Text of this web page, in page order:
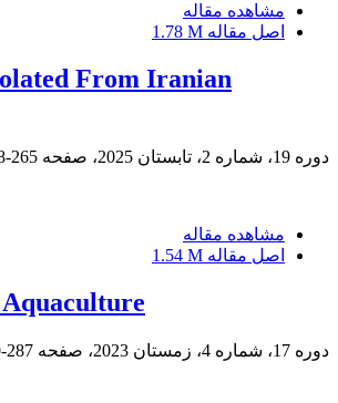
مشاهده مقاله
اصل مقاله 1.78 M
From Iranian
دوره 19، شماره 2، تابستان 2025، صفحه 265-278
مشاهده مقاله
اصل مقاله 1.54 M
دوره 17، شماره 4، زمستان 2023، صفحه 287-300